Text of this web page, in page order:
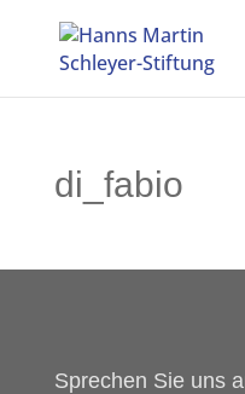
di_fabio
Sprechen Sie uns